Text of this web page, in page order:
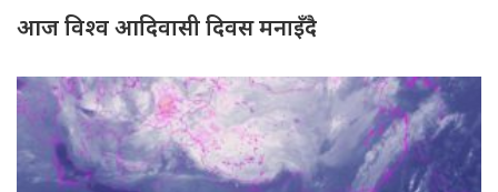
आज विश्व आदिवासी दिवस मनाइँदै